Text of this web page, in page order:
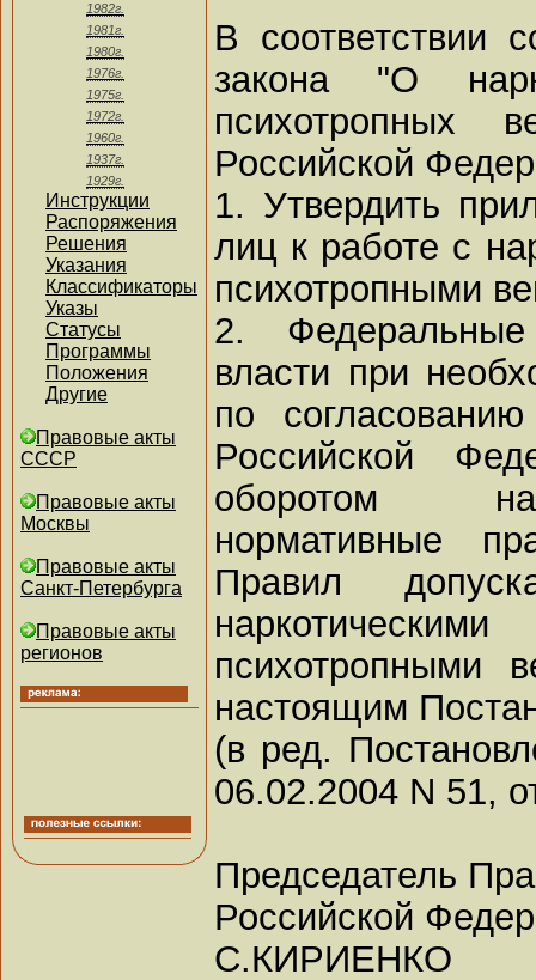
1982г.
1981г.
1980г.
1976г.
1975г.
1972г.
1960г.
1937г.
1929г.
Инструкции
Распоряжения
Решения
Указания
Классификаторы
Указы
Статусы
Программы
Положения
Другие
Правовые акты
СССР
Правовые акты
Москвы
Правовые акты
Санкт-Петербурга
Правовые акты
регионов
В соответствии
закона "О
психотропных
Российской
1. Утвердить
лиц к работе с
психотропными
2. Федеральные
власти при
по
Российской
оборотом
нормативные
Правил
психотропными
настоящим
(в ред.
06.02.2004 N 51,
Председатель
Российской
С.КИРИЕНКО